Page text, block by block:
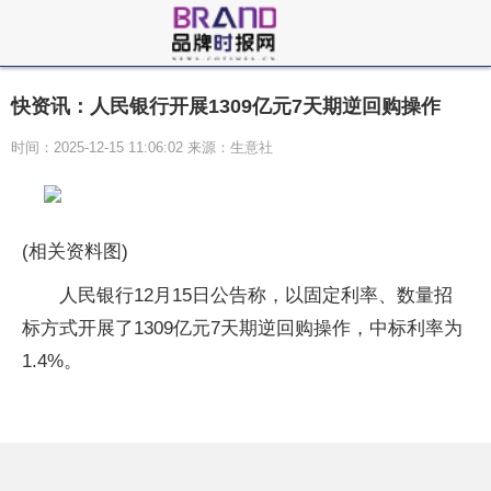
快资讯：人民银行开展1309亿元7天期逆回购操作
时间：2025-12-15 11:06:02 来源：生意社
(相关资料图)
人民银行12月15日公告称，以固定利率、数量招
标方式开展了1309亿元7天期逆回购操作，中标利率为
1.4%。